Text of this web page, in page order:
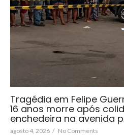
Tragédia em Felipe
16 anos morre após
enchedeira na avenida
agosto 4, 2026 / No Comments